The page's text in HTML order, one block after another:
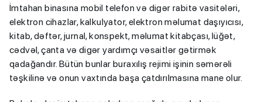
İmtahan binasına mobil telefon və digər rabitə vasitələri,
elektron cihazlar, kalkulyator, elektron məlumat daşıyıcısı,
kitab, dəftər, jurnal, konspekt, məlumat kitabçası, lüğət,
cədvəl, çanta və digər yardımçı vəsaitlər gətirmək
qadağandır. Bütün bunlar buraxılış rejimi işinin səmərəli
təşkilinə və onun vaxtında başa çatdırılmasına mane olur.